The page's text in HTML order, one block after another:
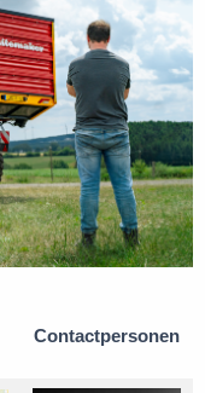
Contactpersonen